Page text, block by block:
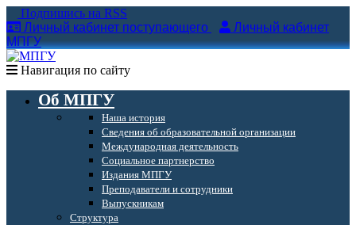
Подпишись на RSS
Личный кабинет поступающего
Личный кабинет
МПГУ
Навигация по сайту
Об МПГУ
Наша история
Сведения об образовательной организации
Международная деятельность
Социальное партнерство
Издания МПГУ
Преподаватели и сотрудники
Выпускникам
Структура